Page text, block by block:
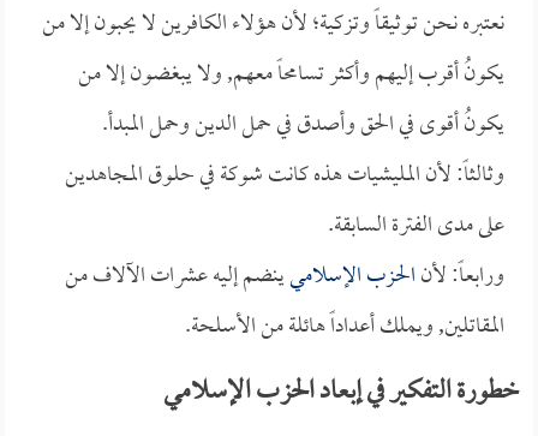
نعتبره نحن توثيقاً وتزكية؛ لأن هؤلاء الكافرين لا يحبون إلا من
يكونُ أقرب إليهم وأكثر تسامحاً معهم, ولا يبغضون إلا من
يكونُ أقوى في الحق وأصدق في حمل الدين وحمل المبدأ.
وثالثاً: لأن المليشيات هذه كانت شوكة في حلوق المجاهدين
على مدى الفترة السابقة.
ورابعاً: لأنالحزب الإسلاميينضم إليه عشرات الآلاف من
المقاتلين, ويملك أعداداً هائلة من الأسلحة.
خطورة التفكير في إبعاد الحزب الإسلامي